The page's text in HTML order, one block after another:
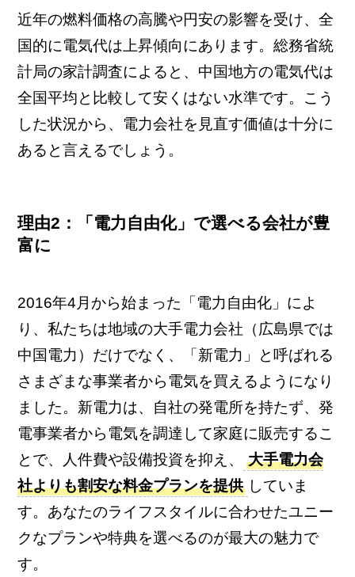
近年の燃料価格の高騰や円安の影響を受け、全
国的に電気代は上昇傾向にあります。総務省統
計局の家計調査によると、中国地方の電気代は
全国平均と比較して安くはない水準です。こう
した状況から、電力会社を見直す価値は十分に
あると言えるでしょう。
理由2：「電力自由化」で選べる会社が豊
富に
2016年4月から始まった「電力自由化」によ
り、私たちは地域の大手電力会社（広島県では
中国電力）だけでなく、「新電力」と呼ばれる
さまざまな事業者から電気を買えるようになり
ました。新電力は、自社の発電所を持たず、発
電事業者から電気を調達して家庭に販売するこ
とで、人件費や設備投資を抑え、
大手電力会
社よりも割安な料金プランを提供 していま
す。あなたのライフスタイルに合わせたユニー
クなプランや特典を選べるのが最大の魅力で
す。